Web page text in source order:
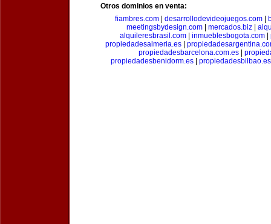
Otros dominios en venta:
fiambres.com| desarrollodevideojuegos.com|
meetingsbydesign.com| mercados.biz|
alquileresbrasil.com| inmueblesbogota.com|
propiedadesalmeria.es
propiedadesbarcelona.com.es|
propiedadesbenidorm.es
propiedadesbilbao.es